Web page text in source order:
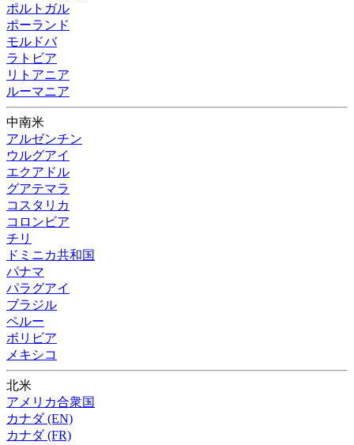
ポルトガル
ポーランド
モルドバ
ラトビア
リトアニア
ルーマニア
中南米
アルゼンチン
ウルグアイ
エクアドル
グアテマラ
コスタリカ
コロンビア
チリ
ドミニカ共和国
パナマ
パラグアイ
ブラジル
ペルー
ボリビア
メキシコ
北米
アメリカ合衆国
カナダ (EN)
カナダ (FR)